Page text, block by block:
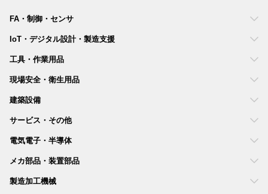
FA・制御・センサ
IoT・デジタル設計・製造支援
工具・作業用品
現場安全・衛生用品
建築設備
サービス・その他
電気電子・半導体
メカ部品・装置部品
製造加工機械